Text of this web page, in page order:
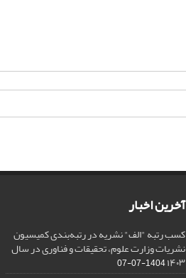
آخرین اخبار
کسب رتبه "الف" نشریه در رتبه‌بندی کمیسیون
نشریات وزارت علوم، تحقیقات و فناوری در سال
۱۴۰۳1404-07-07